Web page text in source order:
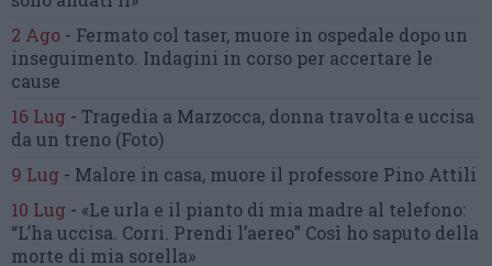
2 Ago - Fermato col taser, muore in ospedale dopo un
inseguimento. Indagini in corso per accertare le
cause
16 Lug - Tragedia a Marzocca, donna travolta e uccisa
da un treno (Foto)
9 Lug - Malore in casa, muore il professore Pino Attili
10 Lug - «Le urla e il pianto di mia madre al telefono:
“L’ha uccisa. Corri. Prendi l’aereo” Così ho saputo della
morte di mia sorella»